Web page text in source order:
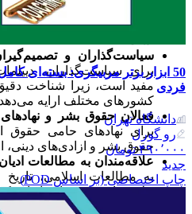
معتبر، برای دانشجویان و
جامعه‌شناسی، علوم
سیاست‌گذاران و
برای سیاست‌گذاران،
مفید است، زیرا شناخت
کشورهای مختلف ارایه
فعالان حقوق بشر و نهادهای
برای نهادهای حامی حقوق
حقوق بشر و ازادی‌های دینی،
علاقه‌مندان به مطالعات
به مطالعات اسلامی،
علاقه دارند، می‌توانند از
و وضعیت اقلیت‌های مسلمان
50 ابزار برتر مربیگری: بسته‌ای
فردی
دانشگاه تهران
رو گورل
۴۹۰٬۰۰۰ تومان
جدید
چاپ اختصاصی (بر اساس POD)